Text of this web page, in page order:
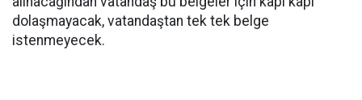
dolaşmayacak, vatandaştan tek tek belge
istenmeyecek.